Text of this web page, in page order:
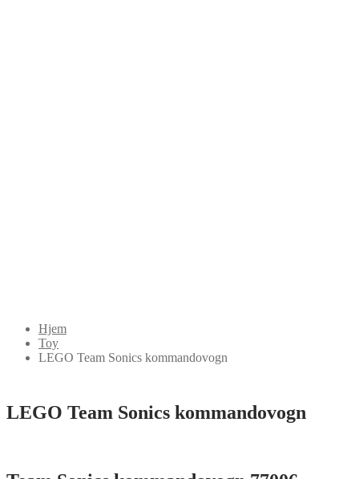
Hjem
Toy
LEGO Team Sonics kommandovogn
LEGO Team Sonics kommandovogn